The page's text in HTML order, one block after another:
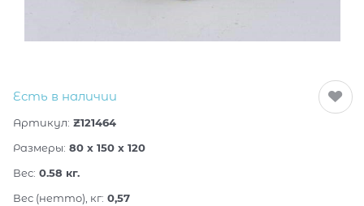
Есть в наличии
Артикул: Z121464
Размеры: 80 x 150 x 120
Вес: 0.58 кг.
Вес (нетто), кг: 0,57